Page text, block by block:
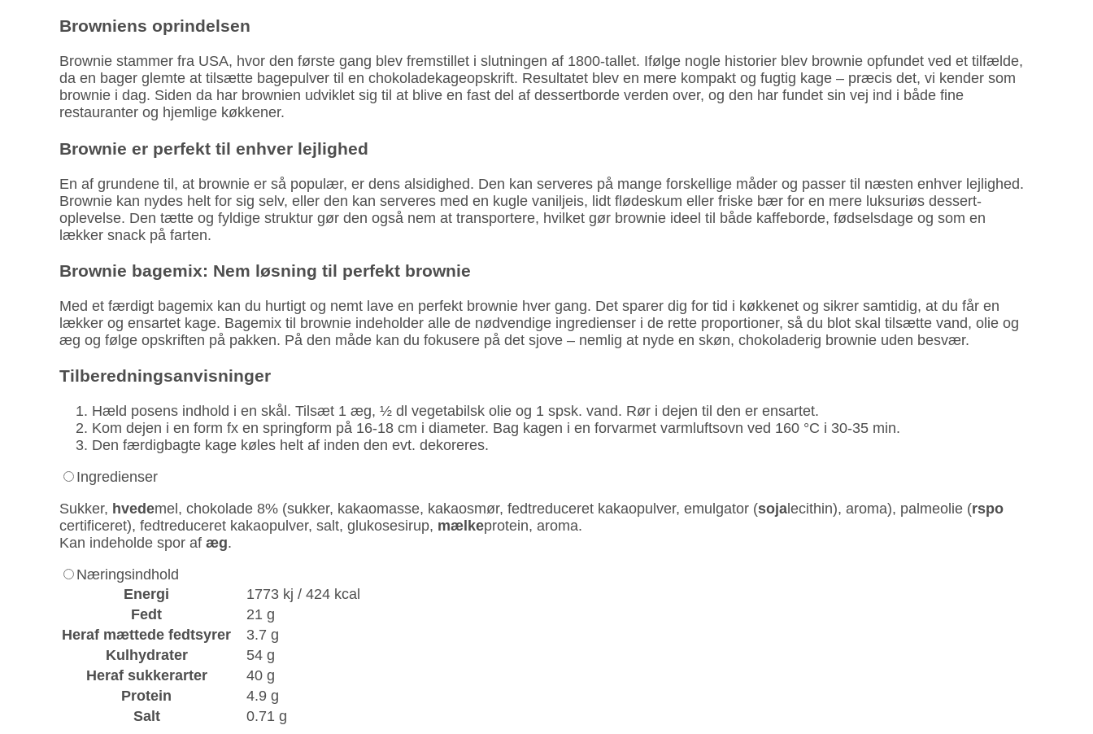
Browniens oprindelsen
Brownie stammer fra USA, hvor den første gang blev frem­stillet i slutningen af 1800-tallet. Ifølge nogle historier blev brownie opfundet ved et tilfælde,
da en bager glemte at til­sætte bage­pulver til en chokolade­kage­opskrift. Resultatet blev en mere kompakt og fugtig kage – præcis det, vi kender som
brownie i dag. Siden da har brownien udviklet sig til at blive en fast del af dessert­borde verden over, og den har fundet sin vej ind i både fine
restauranter og hjemlige køkkener.
Brownie er perfekt til enhver lejlighed
En af grundene til, at brownie er så populær, er dens alsidighed. Den kan serveres på mange forskellige måder og passer til næsten enhver lejlighed.
Brownie kan nydes helt for sig selv, eller den kan serveres med en kugle vaniljeis, lidt flødeskum eller friske bær for en mere luksuriøs dessert­
oplevelse. Den tætte og fyldige struktur gør den også nem at transportere, hvilket gør brownie ideel til både kaffe­borde, fødselsdage og som en
lækker snack på farten.
Brownie bagemix: Nem løsning til perfekt brownie
Med et færdigt bagemix kan du hurtigt og nemt lave en perfekt brownie hver gang. Det sparer dig for tid i køkkenet og sikrer samtidig, at du får en
lækker og ensartet kage. Bagemix til brownie indeholder alle de nødvendige ingredienser i de rette propor­tioner, så du blot skal tilsætte vand, olie og
æg og følge opskriften på pakken. På den måde kan du fokusere på det sjove – nemlig at nyde en skøn, chokoladerig brownie uden besvær.
Tilberednings­anvisninger
Hæld posens indhold i en skål. Tilsæt 1 æg, ½ dl vegeta­bilsk olie og 1 spsk. vand. Rør i dejen til den er ensartet.
Kom dejen i en form fx en spring­form på 16‐18 cm i diameter. Bag kagen i en forvarmet varmluft­sovn ved 160 °C i 30‐35 min.
Den færdig­bagte kage køles helt af inden den evt. dekoreres.
Ingredienser
Sukker, hvedemel, chokolade 8% (sukker, kakaomasse, kakaosmør, fedtreduceret kakaopulver, emulgator (sojalecithin), aroma), palmeolie (rspo
certificeret), fedtreduceret kakaopulver, salt, glukosesirup, mælkeprotein, aroma.
Kan indeholde spor afæg.
Næringsindhold
Energi
1773 kj / 424 kcal
Fedt
21 g
Heraf mættede fedtsyrer
3.7 g
Kulhydrater
54 g
Heraf sukkerarter
40 g
Protein
4.9 g
Salt
0.71 g